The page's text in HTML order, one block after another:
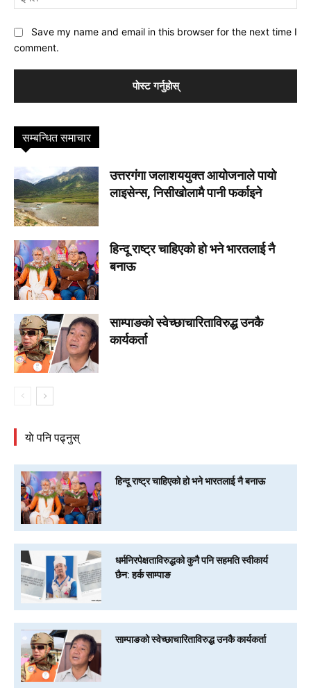
Save my name and email in this browser for the next time I
comment.
सम्बन्धित समाचार
उत्तरगंगा जलाशययुक्त आयोजनाले पायो
लाइसेन्स, निसीखोलामै पानी फर्काइने
हिन्दू राष्ट्र चाहिएको हो भने भारतलाई नै
बनाऊ
साम्पाङको स्वेच्छाचारिताविरुद्ध उनकै
कार्यकर्ता
याे पनि पढ्नुस्
हिन्दू राष्ट्र चाहिएको हो भने भारतलाई नै बनाऊ
धर्मनिरपेक्षताविरुद्धको कुनै पनि सहमति स्वीकार्य
छैन: हर्क साम्पाङ
साम्पाङको स्वेच्छाचारिताविरुद्ध उनकै कार्यकर्ता